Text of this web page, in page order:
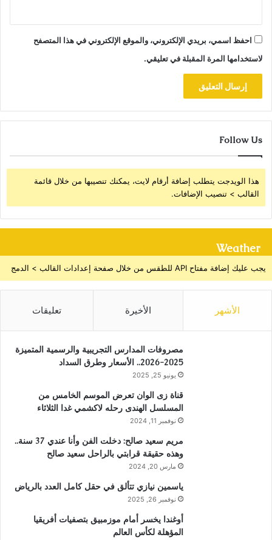
احفظ اسمي، بريدي الإلكتروني، والموقع الإلكتروني في هذا المتصفح
لاستخدامها المرة المقبلة في تعليقي.
Follow Us
هذا الويدجت يتطلب إضافة أرقام لايت، يمكنك تنصيبها من خلال قائمة
القالب > تنصيب الإضافات.
Weather
يجب عليك إضافة مفتاح API للطقس من خلال صفحة إعدادات القالب > الدمج
الأشهر الأخيرة تعليقات
مصروفات المدارس التجريبية والرسمية المتميزة
2025-2026.. الأسعار وطرق السداد
يونيو 25, 2025
قناة زى الوان تعرض الموسم الخامس من
المسلسل الهندى رحله لاكشمي غدا الثلاثاء
نوفمبر 11, 2024
مريم سعيد صالح: دخلت الفن وأنا عندي 37 سنة..
وهذه حقيقة قرابتي بالراحل سعيد صالح
مارس 20, 2024
ياسمين نيازي تتألق في حقل كامل العدد بالرياض
نوفمبر 26, 2025
أوغندا يخسر أمام موزمبيق بتصفيات أفريقيا
المؤهلة لكأس العالم